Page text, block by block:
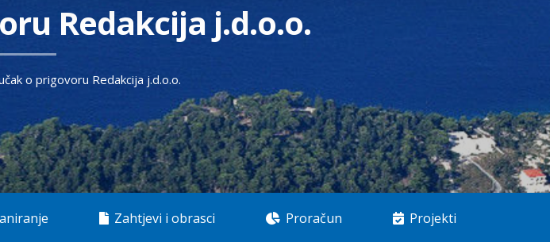
Redakcija j.d.o.o.
o prigovoru Redakcija j.d.o.o.
Zahtjevi i obrasci Proračun Projekti